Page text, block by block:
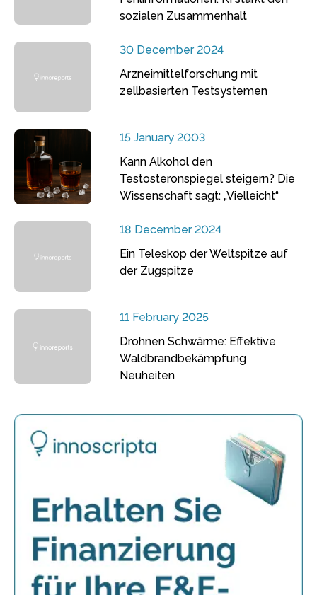
sozialen Zusammenhalt
30 December 2024
Arzneimittelforschung mit
zellbasierten Testsystemen
15 January 2003
Kann Alkohol den
Testosteronspiegel steigern? Die
Wissenschaft sagt: „Vielleicht“
18 December 2024
Ein Teleskop der Weltspitze auf
der Zugspitze
11 February 2025
Drohnen Schwärme: Effektive
Waldbrandbekämpfung
Neuheiten